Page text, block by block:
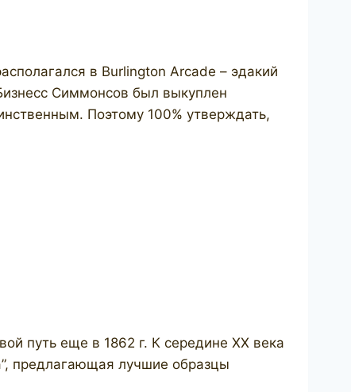
в Burlington Arcade – эдакий
Симмонсов был выкуплен
Поэтому 100% утверждать,
путь еще в 1862 г. К середине ХХ века
предлагающая лучшие образцы